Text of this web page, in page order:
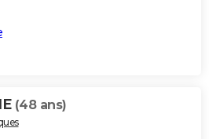
(48 ans)